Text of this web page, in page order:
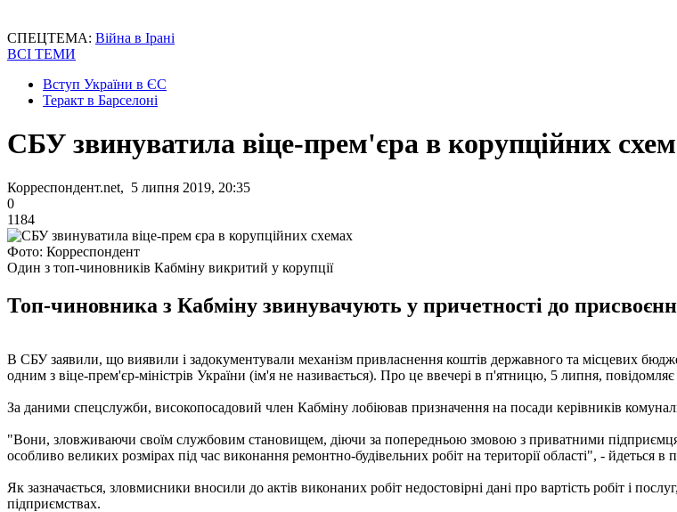
СПЕЦТЕМА: Війна в Ірані
ВСІ ТЕМИ
Вступ України в ЄС
Теракт в Барселоні
СБУ звинуватила віце-прем'єра в корупційних
Корреспондент.net, 5 липня 2019, 20:35
0
1184
Фото: Корреспондент
Один з топ-чиновників Кабміну викритий у корупції
Топ-чиновника з Кабміну звинувачують у причетності до
В СБУ заявили, що виявили і задокументували механізм привласнення коштів державного та місцевих
одним з віце-прем'єр-міністрів України (ім'я не називається). Про це ввечері в п'ятницю, 5 липня, повідомляє
За даними спецслужби, високопосадовий член Кабміну лобіював призначення на посади керівників
"Вони, зловживаючи своїм службовим становищем, діючи за попередньою змовою з приватними
особливо великих розмірах під час виконання ремонтно-будівельних робіт на території області", - йдеться в
Як зазначається, зловмисники вносили до актів виконаних робіт недостовірні дані про вартість робіт і
підприємствах.